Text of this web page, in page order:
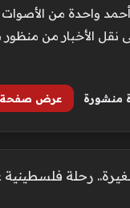
واحدة من الأصوات
الأخبار من منظور
عرض صفحة
رحلة فلسطينية